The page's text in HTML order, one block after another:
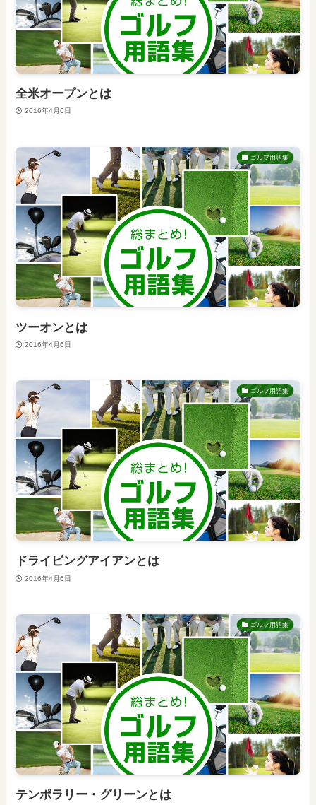
全米オープンとは
2016年4月6日
ゴルフ用語集
ツーオンとは
2016年4月6日
ゴルフ用語集
ドライビングアイアンとは
2016年4月6日
ゴルフ用語集
テンポラリー・グリーンとは